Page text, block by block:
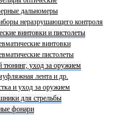
дальномеры
неразрушающего контроля
винтовки и пистолеты
винтовки
пистолеты
уход за оружием
лента и др.
и уход за оружием
для стрельбы
фонари